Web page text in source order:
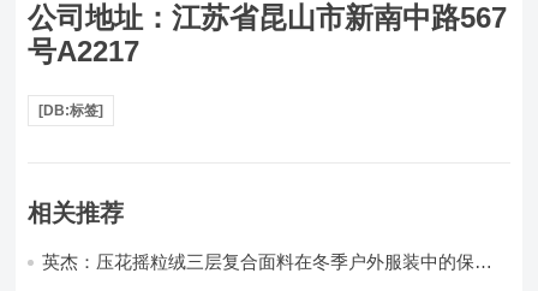
公司地址：江苏省昆山市新南中路567
号A2217
[DB:标签]
相关推荐
英杰：压花摇粒绒三层复合面料在冬季户外服装中的保暖